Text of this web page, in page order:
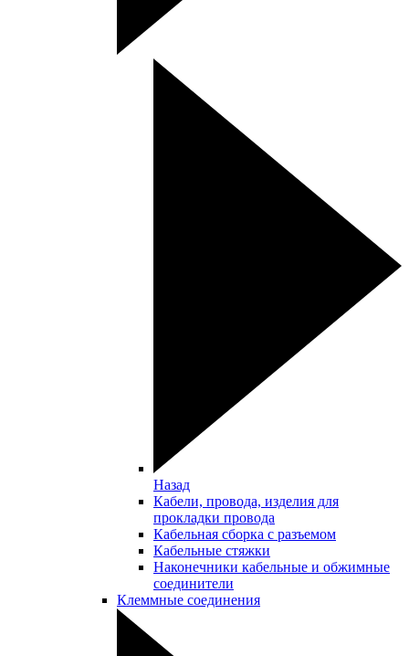
Назад
Кабели, провода, изделия для
прокладки провода
Кабельная сборка с разъемом
Кабельные стяжки
Наконечники кабельные и обжимные
соединители
Клеммные соединения